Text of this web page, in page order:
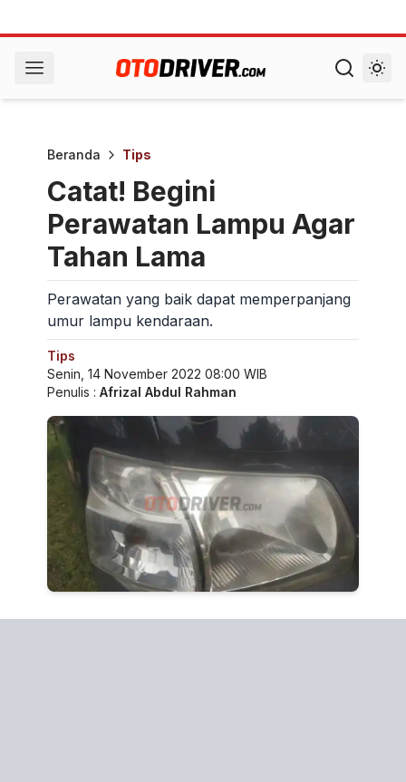
Beranda Tips
Catat! Begini
Perawatan Lampu Agar
Tahan Lama
Perawatan yang baik dapat memperpanjang
umur lampu kendaraan.
Tips
Senin, 14 November 2022 08:00 WIB
Penulis : Afrizal Abdul Rahman